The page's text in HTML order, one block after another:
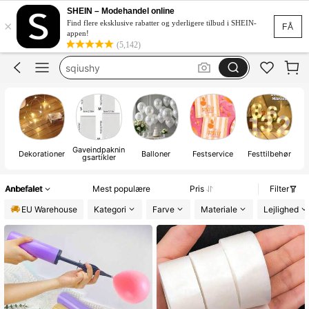
FÅ
×
SHEIN – Modehandel online
Find flere eksklusive rabatter og yderligere tilbud i SHEIN-
appen!
(5,142)
squishies
sqiushy
wedding
squishy
Dekorationer Gaveindpaknin
gsartikler Balloner Festservice Festtilbehør
Anbefalet Mest populære Pris
Filter
EU Warehouse
Kategori Farve Materiale Lejlighed